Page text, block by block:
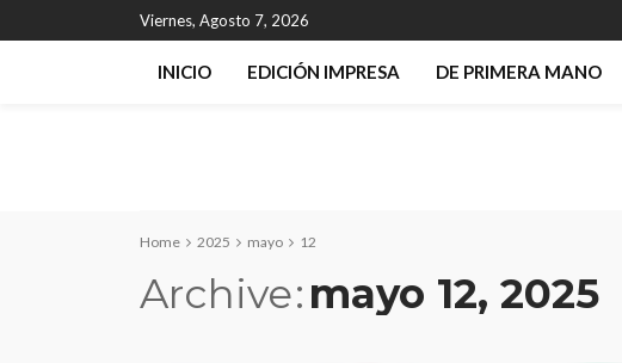
Viernes, Agosto 7, 2026
INICIO EDICIÓN IMPRESA DE PRIMERA MANO
Home 2025 mayo 12
Archive mayo 12, 2025